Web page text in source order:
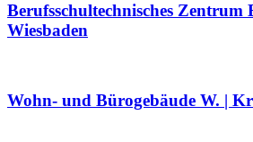
Berufsschultechnisches
Wiesbaden
Wohn- und Bürogebäude W. |